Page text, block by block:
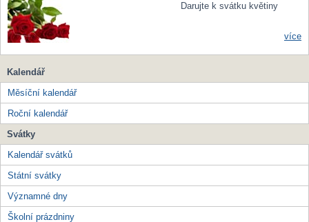
Darujte k svátku květiny
více
Kalendář
Měsíční kalendář
Roční kalendář
Svátky
Kalendář svátků
Státní svátky
Významné dny
Školní prázdniny